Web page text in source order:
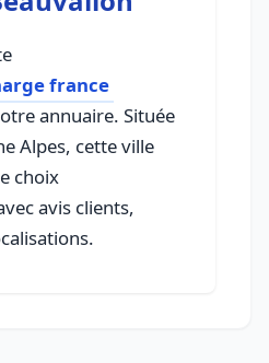
france
annuaire. Située
Alpes, cette ville
choix
avis clients,